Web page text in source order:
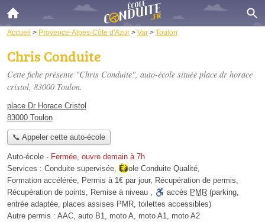
Accueil > Provence-Alpes-Côte d'Azur > Var > Toulon
Chris Conduite
Cette fiche présente "Chris Conduite", auto-école située place dr horace
cristol, 83000 Toulon.
place Dr Horace Cristol
83000 Toulon
📞 Appeler cette auto-école
Auto-école - Fermée, ouvre demain à 7h
Services : Conduite supervisée, École Conduite Qualité,
Formation accélérée, Permis à 1€ par jour, Récupération de permis,
Récupération de points, Remise à niveau , accès PMR (parking,
entrée adaptée, places assises PMR, toilettes accessibles)
Autre permis : AAC, auto B1, moto A, moto A1, moto A2